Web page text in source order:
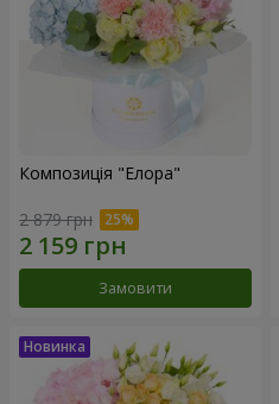
Композиція "Елора"
2 879 грн
Замовити